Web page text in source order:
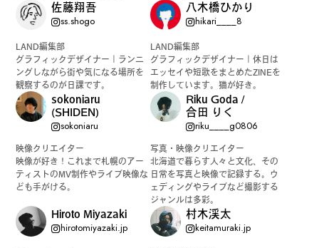
佐藤翔吾
ss.shogo
LAND編集部
グラフィックデザイナー｜ランニ
ングしながら街や気になる場所を
観察するのが日課です。
八木橋ひかり
hikari____8
LAND編集部
グラフィックデザイナー｜休日は
エッセイや短歌をまとめたZINEを
制作しています。猫が好き。
sokoniaru
(SHIDEN)
sokoniaru
映像クリエイター
映像が好き！これまで札幌のアー
ティストのMV制作やライブ映像な
ども手がける。
Riku Goda /
合田 りく
riku____g0806
写真・映像クリエイター
北海道で暮らす人々と文化、その
日常を写真と映像で記録する。ウ
ェディングやライブなど撮影する
ジャンルは多彩。
Hiroto Miyazaki
hirotomiyazaki.jp
村木渓太
keitamuraki.jp